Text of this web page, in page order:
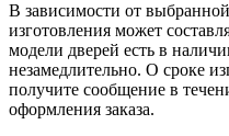
В зависимости от
изготовления может
модели дверей есть в
незамедлительно. О сроке
получите сообщение в
оформления заказа.